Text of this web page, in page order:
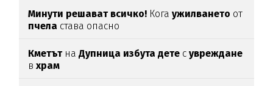
Минути решават всичко! Когаужилването от
пчела става опасно
Кметът наДупница избута дете сувреждане
вхрам